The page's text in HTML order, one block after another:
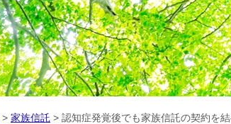
> 家族信託 > 認知症発覚後でも家族信託の契約を